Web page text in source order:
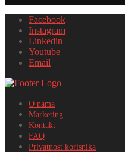
Facebook
Instagram
Linkedin
Youtube
Email
O nama
Marketing
Kontakt
FAQ
Privatnost korisnika